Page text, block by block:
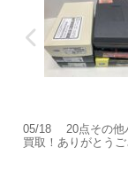
05/18 20点その他
買取！ありがとうご